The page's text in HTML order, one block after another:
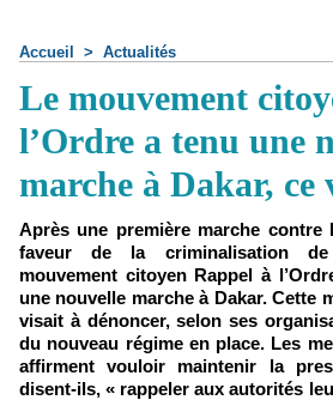
Accueil > Actualités
Le mouvement
l’Ordre a tenu une
marche à Dakar, ce
Après une première marche contre
faveur de la criminalisation de
mouvement citoyen Rappel à
une nouvelle marche à Dakar. Cette
visait à dénoncer, selon ses
du nouveau régime en place. Les
affirment vouloir maintenir la
disent-ils, « rappeler aux autorités